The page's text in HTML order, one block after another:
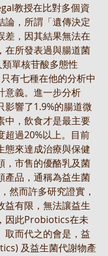
教授在比對多個資
論，所謂「遺傳決定
差，因其結果無法在
在所發表過與腸道菌
單核苷酸多態性
有七種在他的分析中
意義。進一步分析
影響了1.9%的腸道微
中，飲食才是最主要
超過20%以上。目前
態來達成治療與保健
，市售的優酪乳及菌
產品，通稱為益生菌
然而許多研究證實，
益有限，無法讓益生
因此Probiotics在未
取而代之的會是，益
及益生菌代謝物產